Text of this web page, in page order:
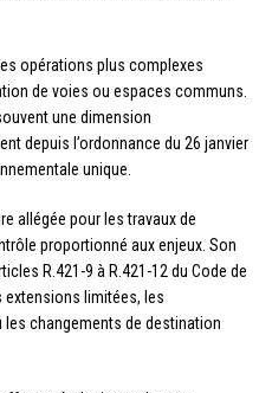
opérations plus complexes
de voies ou espaces communs.
une dimension
depuis l’ordonnance du 26 janvier
unique.
allégée pour les travaux de
proportionné aux enjeux. Son
R.421-9 à R.421-12 du Code de
extensions limitées, les
changements de destination